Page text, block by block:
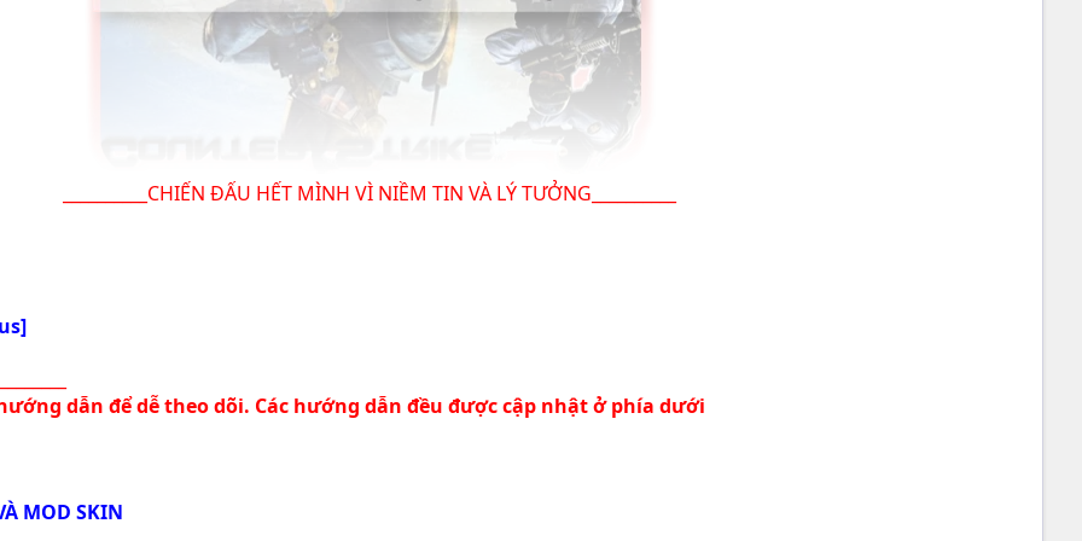
__________CHIẾN ĐẤU HẾT MÌNH VÌ NIỀM TIN VÀ LÝ TƯỞNG__________
dẫn để dễ theo dõi. Các hướng dẫn đều được cập nhật ở phía dưới
MOD SKIN